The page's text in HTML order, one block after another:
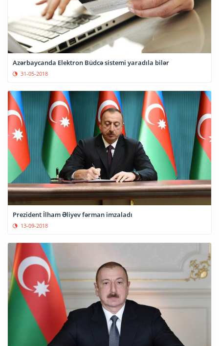
Azərbaycanda Elektron Büdcə sistemi yaradıla bilər
31-05-2018
Prezident İlham Əliyev fərman imzaladı
13-09-2018